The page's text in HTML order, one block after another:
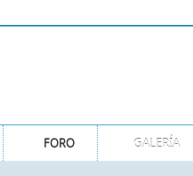
FORO GALERÍA